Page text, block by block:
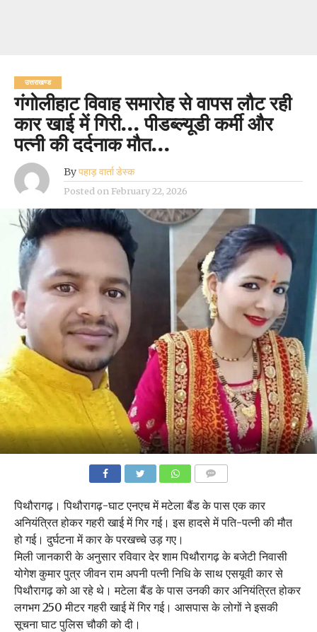
उत्तराखण्ड
गंगोलीहाट विवाह समारोह से वापस लौट रही
कार खाई में गिरी… पीडब्ल्यूडी कर्मी और
पत्नी की दर्दनाक मौत…
Byपहाड़ वार्ता डेस्क
Posted on February 22, 2026
पिथौरागढ़। पिथौरागढ़-घाट एनएच में मटेला बैंड के पास एक कार
अनियंत्रित होकर गहरी खाई में गिर गई। इस हादसे में पति-पत्नी की मौत
हो गई। दुर्घटना में कार के परखच्चे उड़ गए।
मिली जानकारी के अनुसार रविवार देर शाम पिथौरागढ़ के बजेटी निवासी
योगेश कुमार पुत्र जीवन राम अपनी पत्नी निधि के साथ एसयूवी कार से
पिथौरागढ़ को आ रहे थे। मटेला बैंड के पास उनकी कार अनियंत्रित होकर
लगभग 250 मीटर गहरी खाई में गिर गई। आसपास के लोगों ने इसकी
सूचना घाट पुलिस चौकी को दी।